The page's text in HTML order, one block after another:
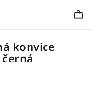
konvice
černá